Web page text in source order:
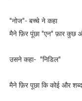
"नोज"- बच्चे ने कहा
मैने फ़िर पूंछा "एन" फ़ार कुछ
उसने कहा- "निडिल"
मैने फ़िर पूछा कि कोई और